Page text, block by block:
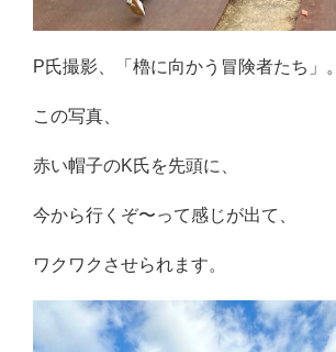
P氏撮影、「櫓に向かう冒険者たち」。
この写真、
赤い帽子のK氏を先頭に、
今から行くぞ〜って感じが出て、
ワクワクさせられます。